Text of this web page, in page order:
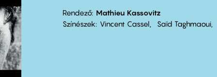
Rendező Mathieu Kassovitz
Színészek
Vincent Cassel Saïd Taghmaoui